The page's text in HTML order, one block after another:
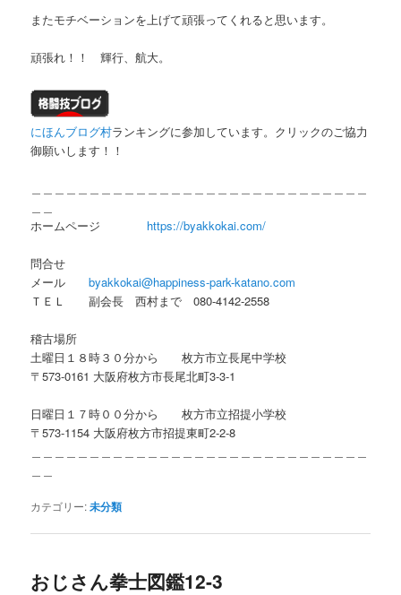
またモチベーションを上げて頑張ってくれると思います。
頑張れ！！ 輝行、航大。
にほんブログ村ランキングに参加しています。クリックのご協力
御願いします！！
ホームページ https://byakkokai.com/
問合せ
メールbyakkokai@happiness-park-katano.com
ＴＥＬ 副会長 西村まで 080-4142-2558
稽古場所
土曜日１８時３０分から 枚方市立長尾中学校
〒573-0161 大阪府枚方市長尾北町3-3-1
日曜日１７時００分から 枚方市立招提小学校
〒573-1154 大阪府枚方市招提東町2-2-8
カテゴリー:未分類
おじさん拳士図鑑12-3